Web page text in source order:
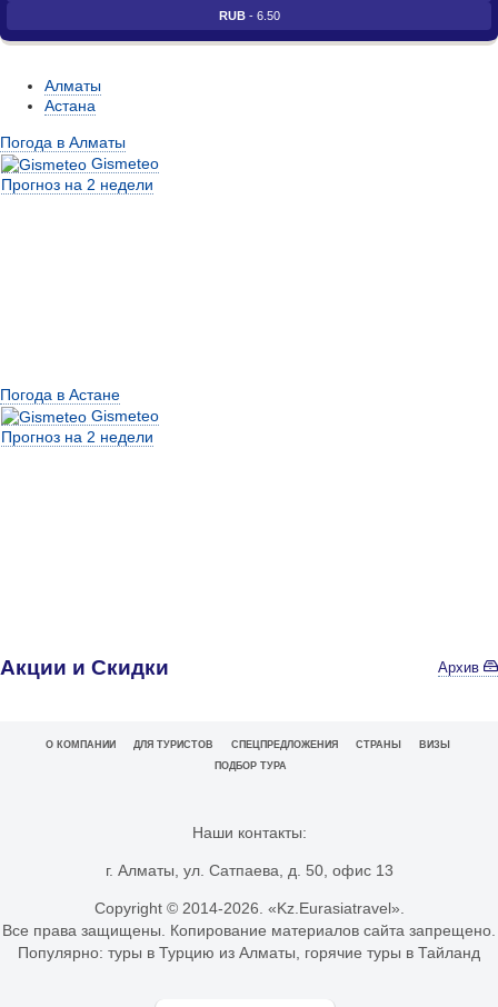
RUB- 6.50
Алматы
Астана
Погода в Алматы
Gismeteo
Прогноз на 2 недели
Погода в Астане
Gismeteo
Прогноз на 2 недели
Акции и Скидки Архив
О КОМПАНИИ ДЛЯ ТУРИСТОВ СПЕЦПРЕДЛОЖЕНИЯ СТРАНЫ
ВИЗЫ
ПОДБОР ТУРА
Наши контакты:
г. Алматы, ул. Сатпаева, д. 50, офис 13
Copyright © 2014-2026. «Kz.Eurasiatravel».
Все права защищены. Копирование материалов сайта запрещено.
Популярно: туры в Турцию из Алматы горячие туры в Тайланд